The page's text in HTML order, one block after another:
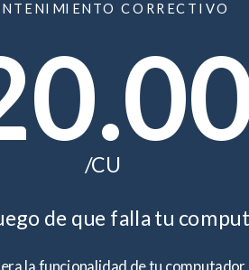
CORRECTIVO
/CU
de que falla tu
la funcionalidad de tu computador